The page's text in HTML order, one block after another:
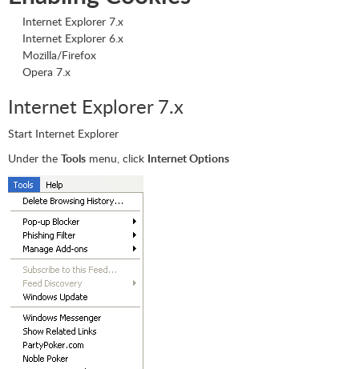
Internet Explorer 7.x
Internet Explorer 6.x
Mozilla/Firefox
Opera 7.x
Internet Explorer 7.x
Start Internet Explorer
Under the Tools menu, click Internet Options